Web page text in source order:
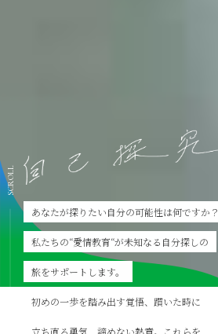
あなたが探りたい自分の可能性は何ですか？
私たちの“愛情教育“が未知なる自分探しの
旅をサポートします。
初めの一歩を踏み出す覚悟、躓いた時に
立ち直る勇気、諦めない熱意。これらを
SCROLL